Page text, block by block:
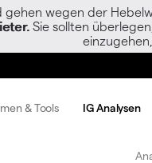
wegen der
Sie sollten
& Tools IG Analysen